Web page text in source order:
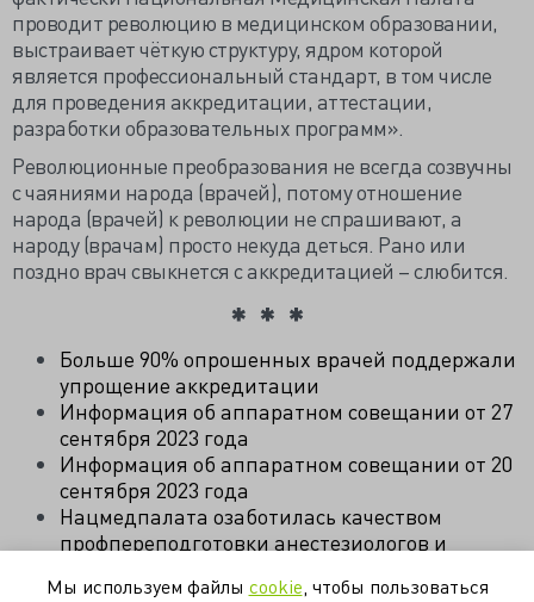
проводит революцию в медицинском образовании,
выстраивает чёткую структуру, ядром которой
является профессиональный стандарт, в том числе
для проведения аккредитации, аттестации,
разработки образовательных программ».
Революционные преобразования не всегда созвучны
с чаяниями народа (врачей), потому отношение
народа (врачей) к революции не спрашивают, а
народу (врачам) просто некуда деться. Рано или
поздно врач свыкнется с аккредитацией – слюбится.
Больше 90% опрошенных врачей поддержали
упрощение аккредитации
Информация об аппаратном совещании от 27
сентября 2023 года
Информация об аппаратном совещании от 20
сентября 2023 года
Нацмедпалата озаботилась качеством
профпереподготовки анестезиологов и
Мы используем файлы cookie , чтобы пользоваться